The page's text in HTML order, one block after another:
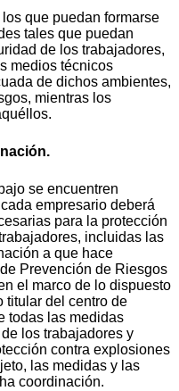
que puedan formarse
tales que puedan
de los trabajadores,
medios técnicos
de dichos ambientes,
mientras los
se encuentren
empresario deberá
para la protección
incluidas las
a que hace
Prevención de Riesgos
el marco de lo dispuesto
titular del centro de
todas las medidas
los trabajadores y
contra explosiones
las medidas y las
coordinación.